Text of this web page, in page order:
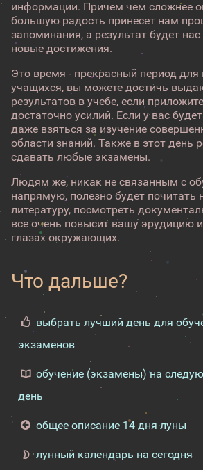
информации. Причем чем сложнее
большую радость принесет нам
запоминания, а результат будет
новые достижения.
Это время - прекрасный период для
учащихся, вы можете достичь
результатов в учебе, если
достаточно усилий. Если у вас
даже взяться за изучение
области знаний. Также в этот день
сдавать любые экзамены.
Людям же, никак не связанным с
напрямую, полезно будет почитать
литературу, посмотреть
все очень повысит вашу эрудицию
глазах окружающих.
Что дальше?
выбрать лучший день для
экзаменов
обучение (экзамены) на
день
общее описание 14 дня луны
лунный календарь на сегодня